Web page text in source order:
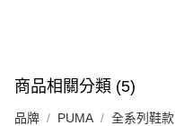
商品相關分類 (5)
品牌 PUMA 全系列鞋款